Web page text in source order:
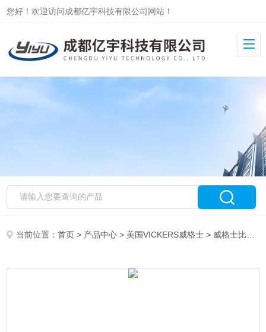
您好！欢迎访问成都亿宇科技有限公司网站！
当前位置：首页 > 产品中心 > 美国VICKERS威格士 > 威格士比例阀